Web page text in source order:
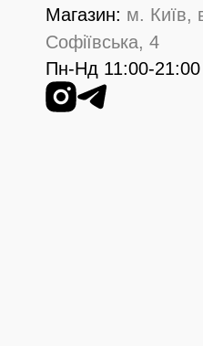
Магазин: м. Київ,
Софіївська, 4
Пн-Нд 11:00-21:00